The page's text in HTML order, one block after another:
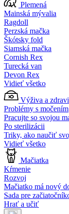
Plemená
Mainská mývalia
Ragdoll
Perzská mačka
Škótsky fold
Siamská mačka
Cornish Rex
Turecká van
Devon Rex
Vidieť všetko
Výživa a
Problémy s močením
Pracujte so svojou
Po sterilizácii
Triky, ako naučiť
Vidieť všetko
Mačiatka
Kŕmenie
Rozvoj
Mačiatko má nový
Sada pre
Hrať a učiť